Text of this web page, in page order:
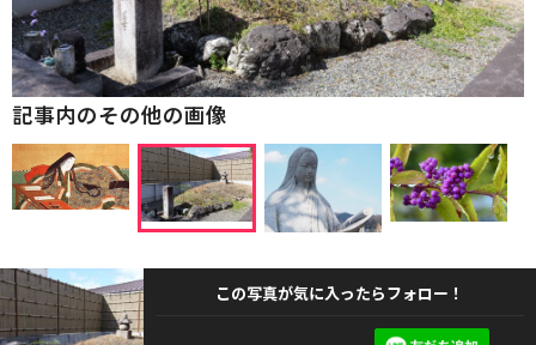
記事内のその他の画像
この写真が気に入ったらフォロー！